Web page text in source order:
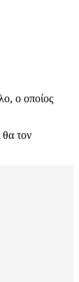
ο οποίος
τον